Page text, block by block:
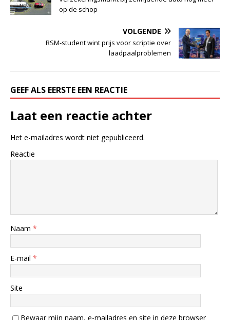
op de schop
VOLGENDE
RSM-student wint prijs voor scriptie over
laadpaalproblemen
GEEF ALS EERSTE EEN REACTIE
Laat een reactie achter
Het e-mailadres wordt niet gepubliceerd.
Reactie
Naam *
E-mail *
Site
Bewaar mijn naam, e-mailadres en site in deze browser